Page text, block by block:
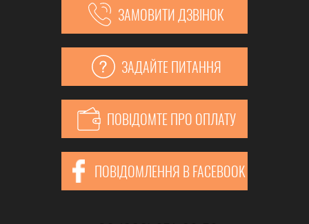
ЗАМОВИТИ ДЗВІНОК
ЗАДАЙТЕ ПИТАННЯ
ПОВІДОМТЕ ПРО ОПЛАТУ
ПОВІДОМЛЕННЯ В FACEBOOK